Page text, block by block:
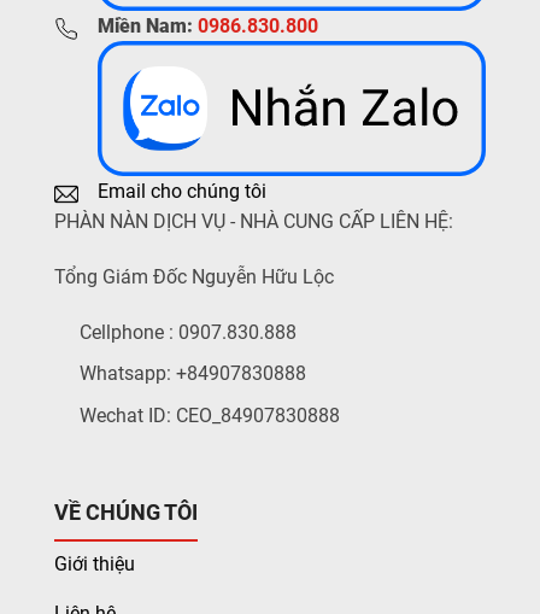
Miền Nam: 0986.830.800
Email cho chúng tôi
PHÀN NÀN DỊCH VỤ - NHÀ CUNG CẤP LIÊN HỆ:
Tổng Giám Đốc Nguyễn Hữu Lộc
Cellphone : 0907.830.888
Whatsapp: +84907830888
Wechat ID: CEO_84907830888
VỀ CHÚNG TÔI
Giới thiệu